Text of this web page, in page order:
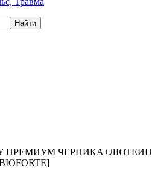
Найти
ПРЕМИУМ ЧЕРНИКА+ЛЮТЕИН